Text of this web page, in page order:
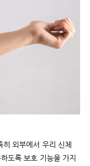
외부에서 우리 신체
도록 보호 기능을 가지